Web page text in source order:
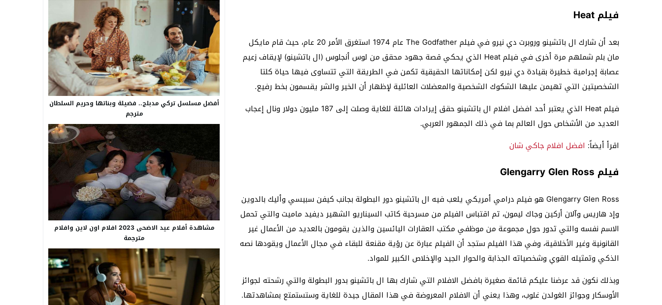
فيلم Heat
بعد أن شارك ال باتشينو وروبرت دي نيرو في فيلم The Godfather عام 1974 استغرق الأمر 20 عام، حيث قام مايكل
مان بلم شملهم مرة أخرى في فيلم Heat الذي يحكي قصة جهود محقق من لوس أنجلوس (ال باتشينو) لإيقاف زعيم
عصابة إجرامية خطيرة بقيادة دي نيرو لكن إمكاناتها الحقيقية تكمن في الطريقة التي تتساوى فيها حياة كلتا
الشخصيتين التي تهيمن عليها الشكوك الشخصية والمعضلات العائلية لإظهار أن الخير والشر يقسمون بخط رفيع.
فيلم Heat الذي يعتبر أحد افضل افلام ال باتشينو حقق إيرادات هائلة للغاية وصلت إلى 187 مليون دولار ونال إعجاب
العديد من الأشخاص حول العالم بما في ذلك الجمهور العربي.
اقرأ أيضاً: افضل افلام جاكي شان
فيلم Glengarry Glen Ross
Glengarry Glen Ross هو فيلم درامي أمريكي يلعب فيه ال باتشينو دور البطولة بجانب كيفن سبيسي وأليك بالدوين
وإد هاريس وآلان أركين وجاك ليمون، تم اقتباس الفيلم من مسرحية كاتب السيناريو الشهير ديفيد ماميت والتي تحمل
الاسم نفسه والتي تدور حول مجموعة من موظفي مكتب العقارات اليائسين والذين يقومون بالعديد من الأعمال غير
القانونية وغير الأخلاقية، وفي هذا الفيلم ستجد أن الفيلم عبارة عن رؤية مقنعة للبقاء في مجال الأعمال ويقودها نصه
الذكي وتمثيله القوي وشخصياته الجذابة والحوار الجيد والإخلاص الكبير للمواد.
وبذلك نكون قد عرضنا عليكم قائمة صغيرة بافضل الافلام التي شارك بها ال باتشينو بدور البطولة والتي رشحته لجوائز
الأوسكار وجوائز الغولدن غلوب، وهذا يعني أن الافلام المعروضة في هذا المقال جيدة للغاية وستستمتع بمشاهدتها.
أفضل مسلسل تركي مدبلج.. فضيلة وبناتها وحريم السلطان
مترجم
مشاهدة أفلام عيد الاضحى 2023 افلام اون لاين وافلام
مترجمة